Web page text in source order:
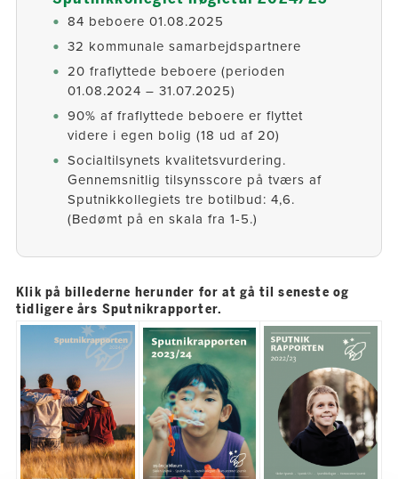
84 beboere 01.08.2025
32 kommunale samarbejdspartnere
20 fraflyttede beboere (perioden
01.08.2024 – 31.07.2025)
90% af fraflyttede beboere er flyttet
videre i egen bolig (18 ud af 20)
Socialtilsynets kvalitetsvurdering.
Gennemsnitlig tilsynsscore på tværs af
Sputnikkollegiets tre botilbud: 4,6.
(Bedømt på en skala fra 1-5.)
Klik på billederne herunder for at gå til seneste og
tidligere års Sputnikrapporter.